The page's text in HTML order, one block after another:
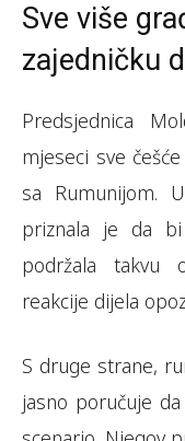
Sve više
zajedničku
Predsjednica
mjeseci sve
sa Rumunijom.
priznala je da bi
podržala takvu
reakcije dijela
S druge strane,
jasno poručuje